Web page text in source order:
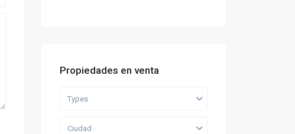
Propiedades en venta
Types
Ciudad